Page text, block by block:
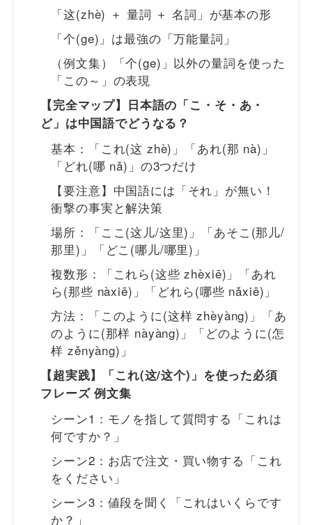
「这(zhè) ＋ 量詞 ＋ 名詞」が基本の形
「个(ge)」は最強の「万能量詞」
（例文集）「个(ge)」以外の量詞を使った
「この～」の表現
【完全マップ】日本語の「こ・そ・あ・
ど」は中国語でどうなる？
基本：「これ(这 zhè)」「あれ(那 nà)」
「どれ(哪 nǎ)」の3つだけ
【要注意】中国語には「それ」が無い！
衝撃の事実と解決策
場所：「ここ(这儿/这里)」「あそこ(那儿/
那里)」「どこ(哪儿/哪里)」
複数形：「これら(这些 zhèxiē)」「あれ
ら(那些 nàxiē)」「どれら(哪些 nǎxiē)」
方法：「このように(这样 zhèyàng)」「あ
のように(那样 nàyàng)」「どのように(怎
样 zěnyàng)」
【超実践】「これ(这/这个)」を使った必須
フレーズ 例文集
シーン1：モノを指して質問する「これは
何ですか？」
シーン2：お店で注文・買い物する「これ
をください」
シーン3：値段を聞く「これはいくらです
か？」